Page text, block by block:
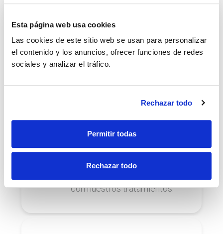
Esta página web usa cookies
Las cookies de este sitio web se usan para personalizar
el contenido y los anuncios, ofrecer funciones de redes
sociales y analizar el tráfico.
Rechazar todo
Permitir todas
Rechazar todo
Ortodoncia
dientes y mandíbula para lucir
una increíble sonrisa.
Ortodoncia infantil
Corrige los dientes y la
mandíbula de los más peques
con nuestros tratamientos.